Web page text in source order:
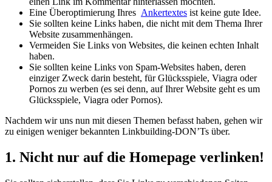
Eine Überoptimierung Ihres Ankertextes ist keine gute Idee.
Sie sollten keine Links haben, die nicht mit dem Thema Ihrer
Website zusammenhängen.
Vermeiden Sie Links von Websites, die keinen echten Inhalt
haben.
Sie sollten keine Links von Spam-Websites haben, deren
einziger Zweck darin besteht, für Glücksspiele, Viagra oder
Pornos zu werben (es sei denn, auf Ihrer Website geht es um
Glücksspiele, Viagra oder Pornos).
Nachdem wir uns nun mit diesen Themen befasst haben, gehen wir
zu einigen weniger bekannten Linkbuilding-DON’Ts über.
1. Nicht nur auf die Homepage verlinken!